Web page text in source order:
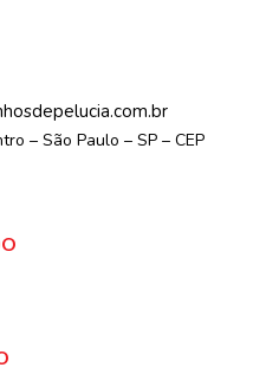
– São Paulo – SP – CEP